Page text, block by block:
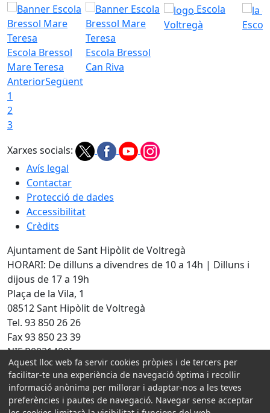
Escola Bressol
Mare Teresa
Escola Bressol
Can Riva
Escola
Voltregà
AnteriorSegüent
1
2
3
Xarxes socials:
Avís legal
Contactar
Protecció de dades
Accessibilitat
Crèdits
Ajuntament de Sant Hipòlit de Voltregà
HORARI: De dilluns a divendres de 10 a 14h | Dilluns i
dijous de 17 a 19h
Plaça de la Vila, 1
08512 Sant Hipòlit de Voltregà
Tel. 93 850 26 26
Fax 93 850 23 39
NIF P0821400I
Amb la col·laboració de:
Aquest lloc web fa servir cookies pròpies i de tercers per
facilitar-te una experiència de navegació òptima i recollir
informació anònima per millorar i adaptar-nos a les teves
preferències i pautes de navegació. Navegar sense acceptar